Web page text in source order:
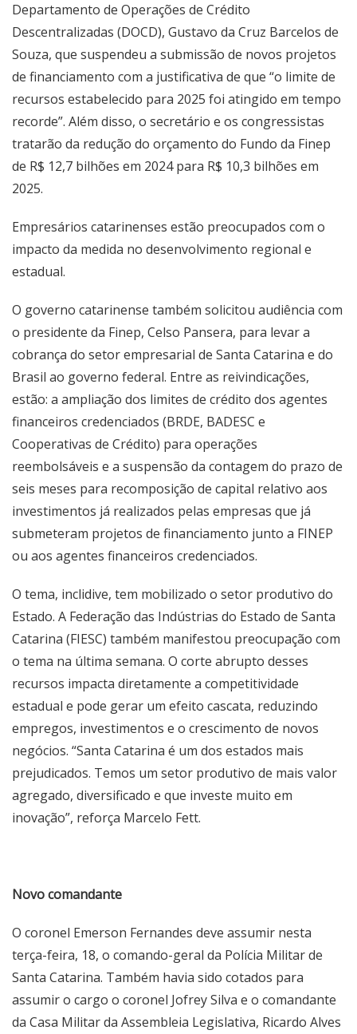
Departamento de Operações de Crédito
Descentralizadas (DOCD), Gustavo da Cruz Barcelos de
Souza, que suspendeu a submissão de novos projetos
de financiamento com a justificativa de que “o limite de
recursos estabelecido para 2025 foi atingido em tempo
recorde”. Além disso, o secretário e os congressistas
tratarão da redução do orçamento do Fundo da Finep
de R$ 12,7 bilhões em 2024 para R$ 10,3 bilhões em
2025.
Empresários catarinenses estão preocupados com o
impacto da medida no desenvolvimento regional e
estadual.
O governo catarinense também solicitou audiência com
o presidente da Finep, Celso Pansera, para levar a
cobrança do setor empresarial de Santa Catarina e do
Brasil ao governo federal. Entre as reivindicações,
estão: a ampliação dos limites de crédito dos agentes
financeiros credenciados (BRDE, BADESC e
Cooperativas de Crédito) para operações
reembolsáveis e a suspensão da contagem do prazo de
seis meses para recomposição de capital relativo aos
investimentos já realizados pelas empresas que já
submeteram projetos de financiamento junto a FINEP
ou aos agentes financeiros credenciados.
O tema, inclidive, tem mobilizado o setor produtivo do
Estado. A Federação das Indústrias do Estado de Santa
Catarina (FIESC) também manifestou preocupação com
o tema na última semana. O corte abrupto desses
recursos impacta diretamente a competitividade
estadual e pode gerar um efeito cascata, reduzindo
empregos, investimentos e o crescimento de novos
negócios. “Santa Catarina é um dos estados mais
prejudicados. Temos um setor produtivo de mais valor
agregado, diversificado e que investe muito em
inovação”, reforça Marcelo Fett.
Novo comandante
O coronel Emerson Fernandes deve assumir nesta
terça-feira, 18, o comando-geral da Polícia Militar de
Santa Catarina. Também havia sido cotados para
assumir o cargo o coronel Jofrey Silva e o comandante
da Casa Militar da Assembleia Legislativa, Ricardo Alves